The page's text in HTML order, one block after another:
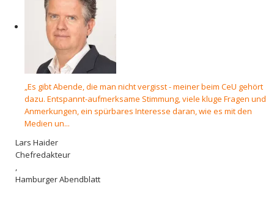
„Es gibt Abende, die man nicht vergisst - meiner beim CeU gehört
dazu. Entspannt-aufmerksame Stimmung, viele kluge Fragen und
Anmerkungen, ein spürbares Interesse daran, wie es mit den
Medien un...
Lars Haider
Chefredakteur
,
Hamburger Abendblatt